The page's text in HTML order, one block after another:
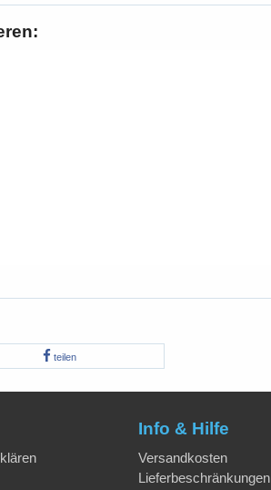
teilen
Info & Hilfe
Versandkosten
Lieferbeschränkungen